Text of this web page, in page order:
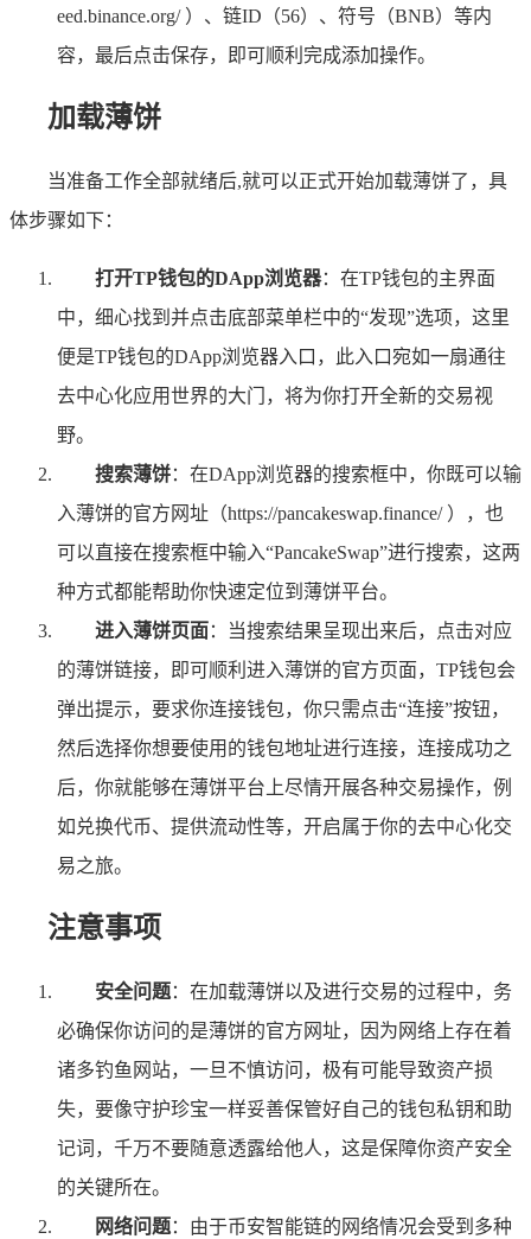
eed.binance.org/ ）、链ID（56）、符号（BNB）等内
容，最后点击保存，即可顺利完成添加操作。
加载薄饼
当准备工作全部就绪后,就可以正式开始加载薄饼了，具
体步骤如下：
打开TP钱包的DApp浏览器：在TP钱包的主界面
中，细心找到并点击底部菜单栏中的“发现”选项，这里
便是TP钱包的DApp浏览器入口，此入口宛如一扇通往
去中心化应用世界的大门，将为你打开全新的交易视
野。
搜索薄饼：在DApp浏览器的搜索框中，你既可以输
入薄饼的官方网址（https://pancakeswap.finance/ ），也
可以直接在搜索框中输入“PancakeSwap”进行搜索，这两
种方式都能帮助你快速定位到薄饼平台。
进入薄饼页面：当搜索结果呈现出来后，点击对应
的薄饼链接，即可顺利进入薄饼的官方页面，TP钱包会
弹出提示，要求你连接钱包，你只需点击“连接”按钮，
然后选择你想要使用的钱包地址进行连接，连接成功之
后，你就能够在薄饼平台上尽情开展各种交易操作，例
如兑换代币、提供流动性等，开启属于你的去中心化交
易之旅。
注意事项
安全问题：在加载薄饼以及进行交易的过程中，务
必确保你访问的是薄饼的官方网址，因为网络上存在着
诸多钓鱼网站，一旦不慎访问，极有可能导致资产损
失，要像守护珍宝一样妥善保管好自己的钱包私钥和助
记词，千万不要随意透露给他人，这是保障你资产安全
的关键所在。
网络问题：由于币安智能链的网络情况会受到多种